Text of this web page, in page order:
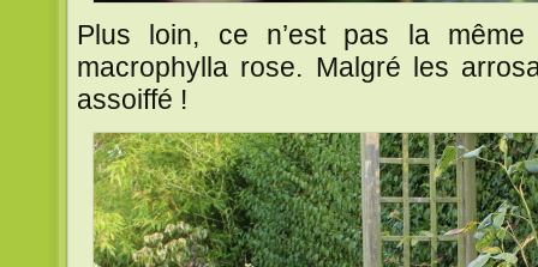
Plus loin, ce n’est pas la même
macrophylla rose. Malgré les
assoiffé !